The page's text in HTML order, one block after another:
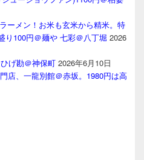
ーメン！お米も玄米から精米。特
り100円＠麺や 七彩＠八丁堀 2026
げ勘＠神保町 2026年6月10日
店、一龍別館＠赤坂。1980円は高